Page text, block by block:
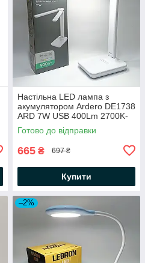
Настільна LED лампа з
акумулятором Ardero DE1738
ARD 7W USB 400Lm 2700K-
6500К 2400mAh Li-Ion біла
Готово до відправки
665 ₴ 697 ₴
Купити
–2%